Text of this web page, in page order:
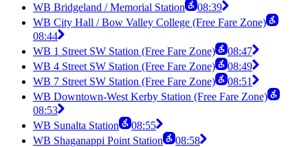
WB Bridgeland / Memorial Station
08:39
WB City Hall / Bow Valley College (Free Fare Zone)
08:44
WB 1 Street SW Station (Free Fare Zone)
08:47
WB 4 Street SW Station (Free Fare Zone)
08:49
WB 7 Street SW Station (Free Fare Zone)
08:51
WB Downtown-West Kerby Station (Free Fare Zone)
08:53
WB Sunalta Station
08:55
WB Shaganappi Point Station
08:58